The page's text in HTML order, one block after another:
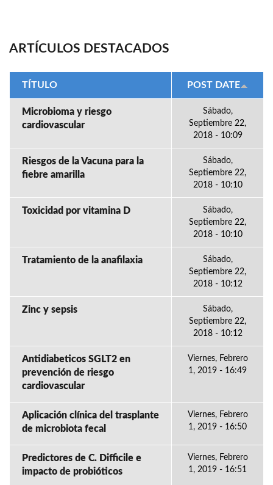
ARTÍCULOS DESTACADOS
TÍTULO POST DATE
Microbioma y riesgo
cardiovascular
Sábado,
Septiembre 22,
2018 - 10:09
Riesgos de la Vacuna para la
fiebre amarilla
Sábado,
Septiembre 22,
2018 - 10:10
Toxicidad por vitamina D
Sábado,
Septiembre 22,
2018 - 10:10
Tratamiento de la anafilaxia
Sábado,
Septiembre 22,
2018 - 10:12
Zinc y sepsis
Sábado,
Septiembre 22,
2018 - 10:12
Antidiabeticos SGLT2 en
prevención de riesgo
cardiovascular
Viernes, Febrero
1, 2019 - 16:49
Aplicación clínica del trasplante
de microbiota fecal
Viernes, Febrero
1, 2019 - 16:50
Predictores de C. Difficile e
impacto de probióticos
Viernes, Febrero
1, 2019 - 16:51